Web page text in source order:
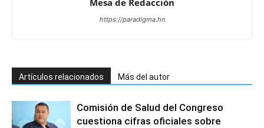
Mesa de Redacciòn
https://paradigma.hn
Artículos relacionados Más del autor
Comisión de Salud del Congreso
cuestiona cifras oficiales sobre